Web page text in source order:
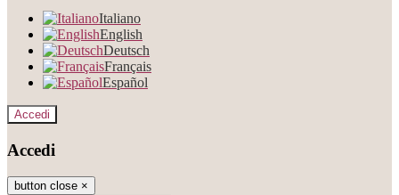
Italiano
English
Deutsch
Français
Español
Accedi
Accedi
button close ×